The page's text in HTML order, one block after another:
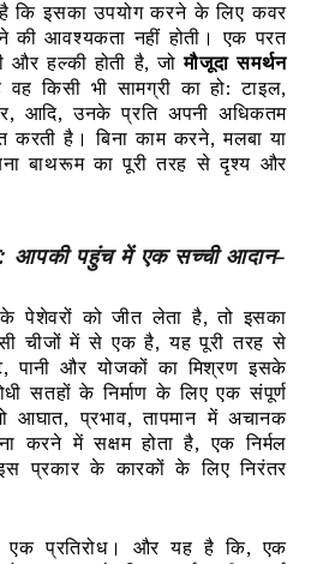
कि इसका उपयोग करने के लिए कवर
की आवश्यकता नहीं होती। एक परत
हल्की होती है, जोमौजूदा समर्थन
वह किसी भी सामग्री का हो: टाइल,
आदि, उनके प्रति अपनी अधिकतम
करती है। बिना काम करने, मलबा या
बाथरूम का पूरी तरह से दृश्य और
आपकी पहुंच में एक सच्ची आदान-
पेशेवरों को जीत लेता है, तो इसका
चीजों में से एक है, यह पूरी तरह से
पानी और योजकों का मिश्रण इसके
सतहों के निर्माण के लिए एक संपूर्ण
प्रभाव, तापमान में अचानक
करने में सक्षम होता है, एक निर्मल
प्रकार के कारकों के लिए निरंतर
प्रतिरोध। और यह है कि, एक